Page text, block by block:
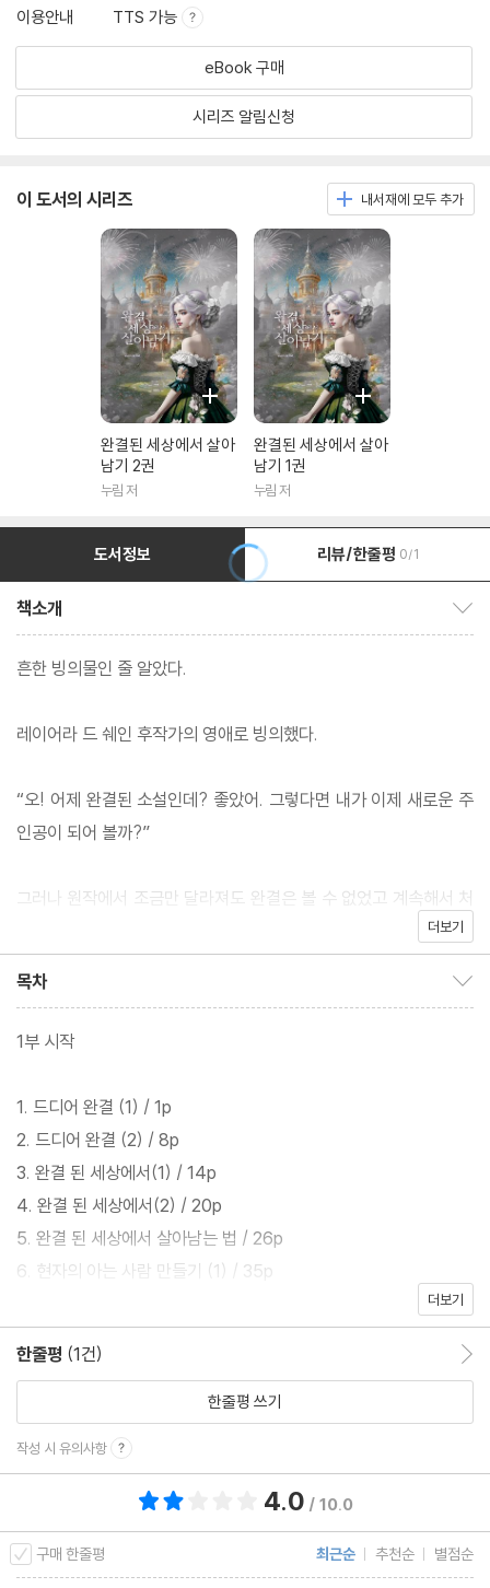
이용안내 TTS 가능
eBook 구매
시리즈 알림신청
이 도서의 시리즈 내서재에 모두 추가
완결된 세상에서 살아
남기 2권
누림 저
완결된 세상에서 살아
남기 1권
누림 저
도서정보 리뷰/한줄평 0/1
책소개
흔한 빙의물인 줄 알았다.
레이어라 드 쉐인 후작가의 영애로 빙의했다.
“오! 어제 완결된 소설인데? 좋았어. 그렇다면 내가 이제 새로운 주
인공이 되어 볼까?”
그러나 원작에서 조금만 달라져도 완결은 볼 수 없었고 계속해서 처
원작 이야기 그대로 완벽한 완결을 이끌어 내야만 현생으로 돌아 갈
수 있는 티켓을 준다는 알림창.
수많은 시행착오 끝에 99번을 회귀했다.
드디어 완벽하게 원작대로 이야기의 완결을 보았다. 이제 드디어 현
생으로 돌아갈 티켓을 받기만 하면 된다.
기다리고 기다리던 알림 메세지가 떴다.
띠링!
“모든 이야기가 순조롭게 완결되었지만, 잠재적 인물에 대한 설정이
발생하여 모든 등장인물이 다음 장으로 넘어 갑니다.”
“뭐어??? 이게 무슨 짓이야? 날 돌려보내라고!!”
더보기
목차
1부 시작
1. 드디어 완결 (1) / 1p
2. 드디어 완결 (2) / 8p
3. 완결 된 세상에서(1) / 14p
4. 완결 된 세상에서(2) / 20p
5. 완결 된 세상에서 살아남는 법 / 26p
6. 현자의 아는 사람 만들기 (1) / 35p
9. 이야기의 등장인물 / 59p
10. 제발 닥치게 해주세요. / 67p
11. 뜻밖의 손님 (1) / 79p
12. 뜻밖의 손님 (2) / 86p
13. 이상한 손님 / 96p
14. 난감한 장르 / 103p
15. 사나파낭 상업지구 (1) / 110p
더보기
한줄평 (1건)
한줄평 쓰기
작성 시 유의사항
4.0 / 10.0
구매 한줄평 최근순 추천순 별점순